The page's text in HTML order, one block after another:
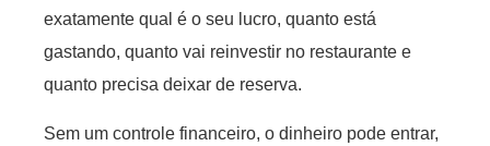
exatamente qual é o seu lucro, quanto está
gastando, quanto vai reinvestir no restaurante e
quanto precisa deixar de reserva.
Sem um controle financeiro, o dinheiro pode entrar,